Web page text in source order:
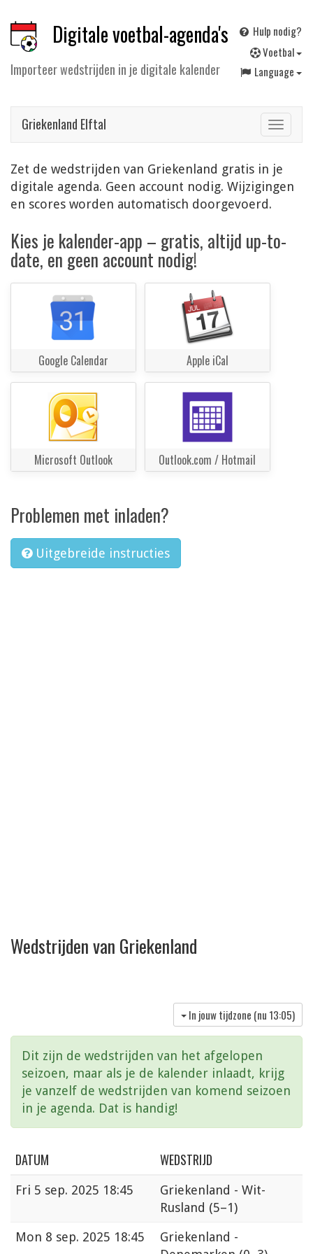
Digitale voetbal-agenda's
Importeer wedstrijden in je digitale kalender
Hulp nodig?
Voetbal
Language
Toggle
Griekenland Elftal
Zet de wedstrijden van Griekenland gratis in je
digitale agenda. Geen account nodig. Wijzigingen
en scores worden automatisch doorgevoerd.
Kies je kalender-app – gratis, altijd up-to-
date, en geen account nodig!
Google Calendar Apple iCal
Microsoft Outlook Outlook.com / Hotmail
Problemen met inladen?
Uitgebreide instructies
Wedstrijden van Griekenland
In jouw tijdzone (nu 13:05)
Dit zijn de wedstrijden van het afgelopen
seizoen, maar als je de kalender inlaadt, krijg
je vanzelf de wedstrijden van komend seizoen
in je agenda. Dat is handig!
DATUM WEDSTRIJD
Fri 5 sep. 2025 18:45
Griekenland - Wit-
Rusland (5–1)
Mon 8 sep. 2025 18:45
Griekenland -